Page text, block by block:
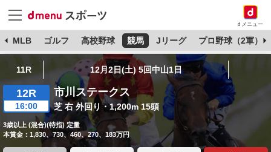
dメニュー
MLB ゴルフ 高校野球 競馬 Jリーグ プロ野球（2軍）
11R 12月2日(土) 5回中山1日
12R
16:00
市川ステークス
芝 右 外回り・1,200m 15頭
3歳以上 (混合)(特指) 定量
本賞金：1,830、730、460、270、183万円